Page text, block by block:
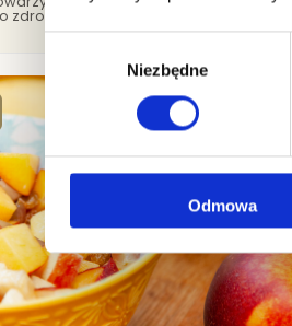
Niezbędne
Odmowa
zdrowe odżywianie, święta mogą
się trudnym czasem.
potrawami bez wyrzutów sumienia